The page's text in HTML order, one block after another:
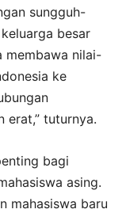
sungguh-
besar
membawa nilai-
ke
erat,” tuturnya.
bagi
asing.
mahasiswa baru